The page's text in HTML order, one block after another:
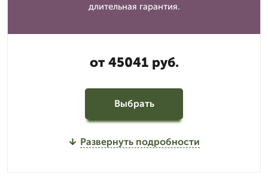
длительная гарантия.
от 45041 руб.
Выбрать
Развернуть подробности